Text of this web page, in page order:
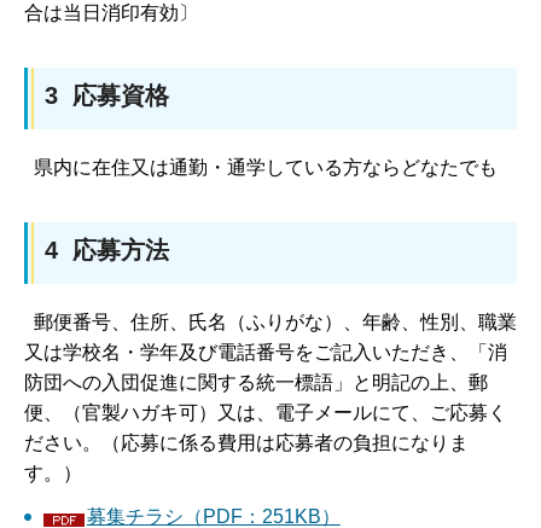
合は当日消印有効〕
3 応募資格
県内に在住又は通勤・通学している方ならどなたでも
4 応募方法
郵便番号、住所、氏名（ふりがな）、年齢、性別、職業
又は学校名・学年及び電話番号をご記入いただき、「消
防団への入団促進に関する統一標語」と明記の上、郵
便、（官製ハガキ可）又は、電子メールにて、ご応募く
ださい。（応募に係る費用は応募者の負担になりま
す。）
募集チラシ（PDF：251KB）